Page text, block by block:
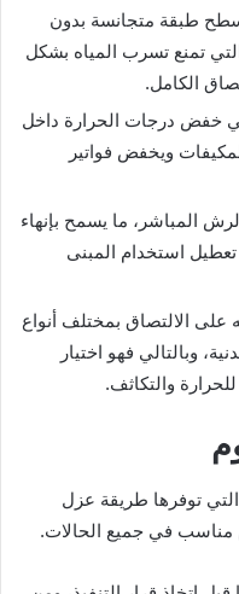
طبقة متجانسة بدون
تمنع تسرب المياه بشكل
الكامل.
خفض درجات الحرارة داخل
ويخفض فواتير
المباشر، ما يسمح بإنهاء
استخدام المبنى
على الالتصاق بمختلف أنواع
وبالتالي فهو اختيار
والتكاثف.
توفرها طريقة عزل
مناسب في جميع الحالات.